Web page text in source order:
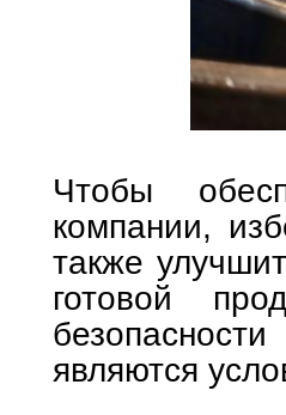
Чтобы
компании,
также
готовой
являются